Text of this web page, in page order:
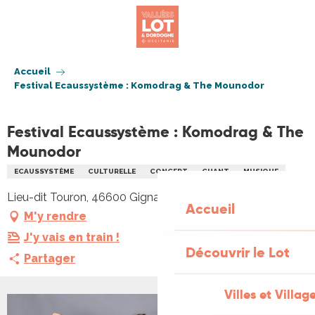
Accueil
Découvrir le Lot
Villes et
Accueil
Festival Ecaussystème : Komodrag & The Mounodor
Festival Ecaussystème : Komodrag & The
Mounodor
ECAUSSYSTÈME CULTURELLE CONCERT CHANT MUSIQUE
Lieu-dit Touron, 46600 Gignac
M'y rendre
J'y vais en train !
Partager